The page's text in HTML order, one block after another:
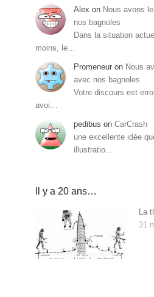
Alex on Nous avons
nos bagnoles
Dans la situation
moins, le…
Promeneur on Nous
avec nos bagnoles
Votre discours est
avoi…
pedibus on CarCrash
une excellente idée
illustratio…
Il y a 20 ans…
La
31